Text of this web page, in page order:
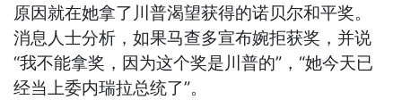
原因就在她拿了川普渴望获得的诺贝尔和平奖。
消息人士分析，如果马查多宣布婉拒获奖，并说
“我不能拿奖，因为这个奖是川普的”，“她今天已
经当上委内瑞拉总统了”。